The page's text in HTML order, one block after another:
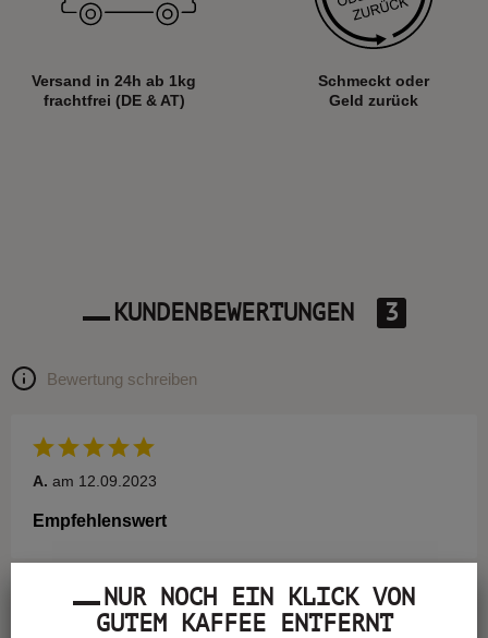
Versand in 24h ab 1kg
frachtfrei (DE & AT)
Schmeckt oder
Geld zurück
KUNDENBEWERTUNGEN 3
Bewertung schreiben
A. am 12.09.2023
Empfehlenswert
NUR NOCH EIN KLICK VON
GUTEM KAFFEE ENTFERNT